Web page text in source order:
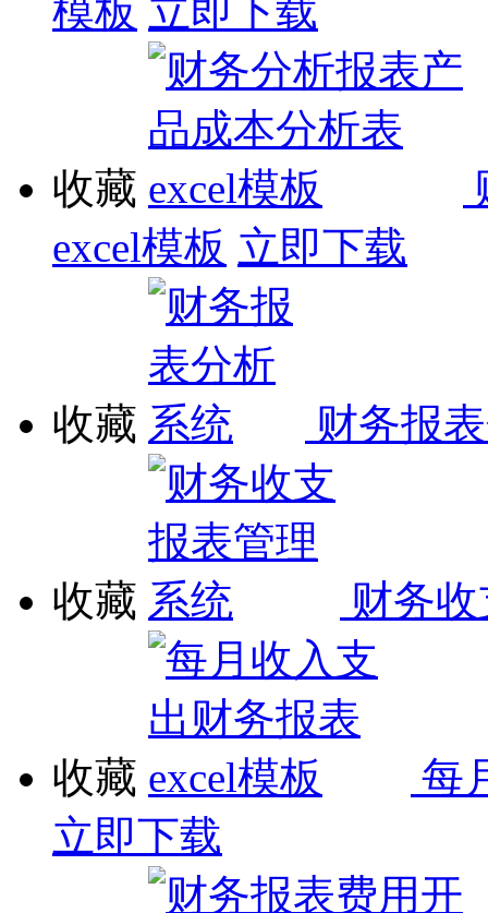
模板 立即下载
收藏
excel模板 立即下载
收藏 财务报
收藏 财务
收藏
每
立即下载